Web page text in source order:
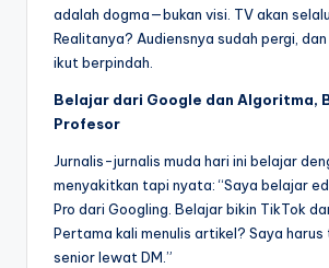
adalah dogma—bukan visi. TV akan
Realitanya? Audiensnya sudah pergi,
ikut berpindah.
Belajar dari Google dan Algoritma,
Profesor
Jurnalis-jurnalis muda hari ini belajar
menyakitkan tapi nyata: “Saya belajar
Pro dari Googling. Belajar bikin TikTok
Pertama kali menulis artikel? Saya
senior lewat DM.”